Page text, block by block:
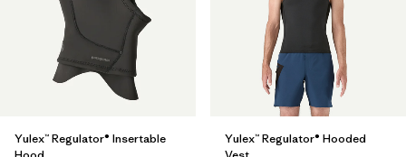
Yulex™ Regulator® Insertable
Yulex™ Regulator® Hooded